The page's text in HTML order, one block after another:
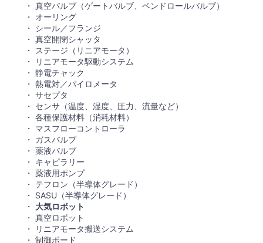
真空バルブ（ゲートバルブ、ベンドロールバルブ）
オーリング
シール／フランジ
真空開閉シャッタ
ステージ（リニアモータ）
リニアモータ駆動システム
静電チャック
熱電対／パイロメータ
サセプタ
センサ（温度、湿度、圧力、流量など）
各種保護材料（消耗材料）
マスフローコントローラ
ガスバルブ
薬液バルブ
キャピラリー
薬液用ポンプ
テフロン（半導体グレード）
SASU（半導体グレード）
大気ロボット
真空ロボット
リニアモータ搬送システム
制御ボード